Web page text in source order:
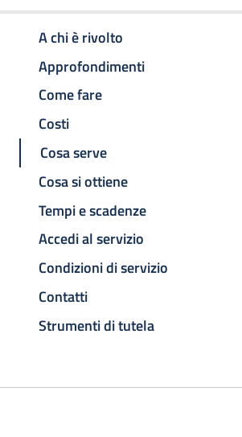
A chi è rivolto
Approfondimenti
Come fare
Costi
Cosa serve
Cosa si ottiene
Tempi e scadenze
Accedi al servizio
Condizioni di servizio
Contatti
Strumenti di tutela